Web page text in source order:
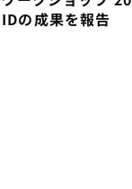
の成果を報告